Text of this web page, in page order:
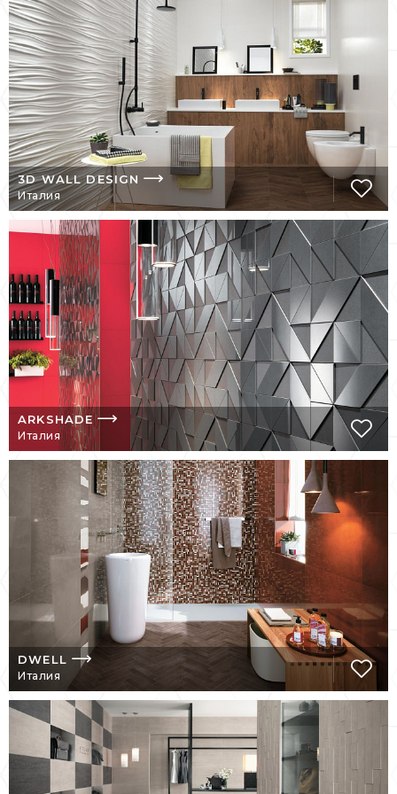
форматов, разнообразие цветовой
палитры и отделок, специальных и
мозаичных элементов, рассказывающих
историю дальних земель, выраженную
сочетанием высоких технологий и
глубокого стилистического содержания.
ИСТОРИЯ БРЕНДА
История Atlas Concorde начинается в 1969
г. в Италии, Фиорано-Моденези с
основания предприятия Ceramiche
Concorde. В 1974 г. была запущена фабрика
Ceramiche Atlas. Через несколько лет
произошло слияний компаний. В 1990 г.
начинается новый этап развития
предприятия, чему предшествовало
получение сертификата UNI EN ISO 9001.
1995 г. ознаменовался выпуском
керамогранита Atlas Concorde, который
позиционируется как символ стиля,
итальянского качества. В 2009 г. компания
стала членом Совета по экологическому
строительству, что подтверждает ее
приверженность к экологически
безопасному будущему.
Сейчас Atlas Concorde – это признанный
лидер в сфере производства
керамической плитки. «Наш взгляд всегда
устремлен в будущее, потому что мы
помним свою историю и откуда мы пришли.
Вот уже на протяжение 50 лет мы
ежедневно дополняем эту прекрасную
постулатов философии компании.
НЕПОВТОРИМЫЕ
3D WALL DESIGN
Италия
ARKSHADE
Италия
DWELL
Италия